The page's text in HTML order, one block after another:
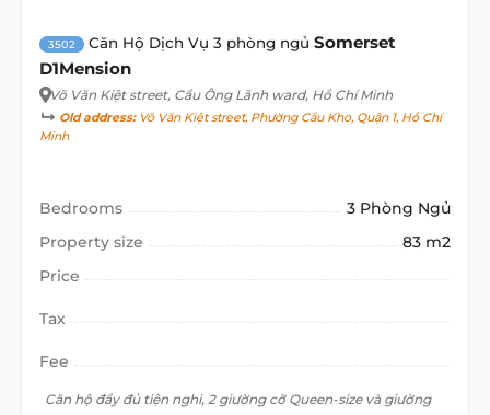
3502 Căn Hộ Dịch Vụ 3 phòng ngủ Somerset
D1Mension
Võ Văn Kiệt street, Cầu Ông Lãnh ward, Hồ Chí Minh
Old address:Võ Văn Kiệt street, Phường Cầu Kho, Quận 1, Hồ Chí
Minh
Bedrooms
3 Phòng Ngủ
Property size
83 m2
Price
Tax
Fee
Căn hộ đầy đủ tiện nghi, 2 giường cỡ Queen-size và giường